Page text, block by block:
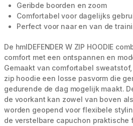
Geribde boorden en zoom
Comfortabel voor dagelijks
Perfect voor naar en van de
De hmlDEFENDER W ZIP HOODIE
comfort met een ontspannen en
Gemaakt van comfortabel
zip hoodie een losse pasvorm die
gedurende de dag mogelijk maakt.
de voorkant kan zowel van boven
worden geopend voor flexibele
de verstelbare capuchon praktische